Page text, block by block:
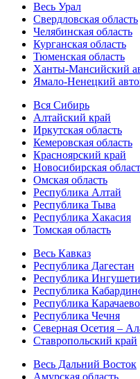
Весь Урал
Свердловская область
Челябинская область
Курганская область
Тюменская область
Ханты-Мансийский
Ямало-Ненецкий
Вся Сибирь
Алтайский край
Иркутская область
Кемеровская область
Красноярский край
Новосибирская
Омская область
Республика Алтай
Республика Тыва
Республика Хакасия
Томская область
Весь Кавказ
Республика Дагестан
Республика
Республика
Республика
Республика Чечня
Северная Осетия –
Ставропольский край
Весь Дальний Восток
Амурская область